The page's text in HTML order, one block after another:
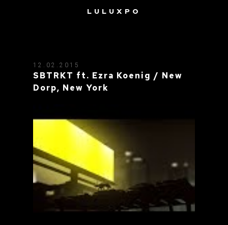
LULUXPO
12.02.2015
SBTRKT ft. Ezra Koenig / New
Dorp, New York